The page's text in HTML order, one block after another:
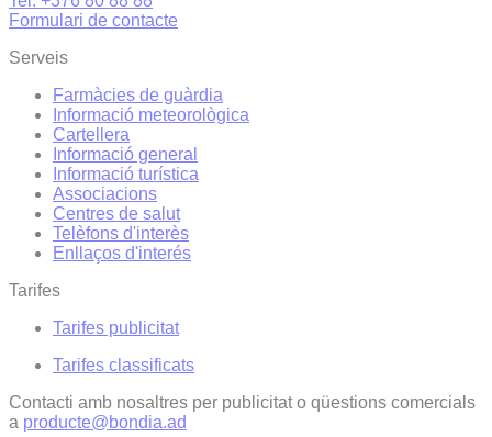
Formulari de contacte
Serveis
Farmàcies de guàrdia
Informació meteorològica
Cartellera
Informació general
Informació turística
Associacions
Centres de salut
Telèfons d'interès
Enllaços d'interés
Tarifes
Tarifes publicitat
Tarifes classificats
Contacti amb nosaltres per publicitat o qüestions comercials
a producte@bondia.ad